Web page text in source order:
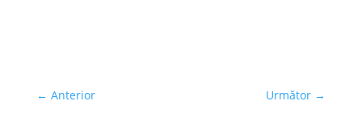
← Anterior Următor →